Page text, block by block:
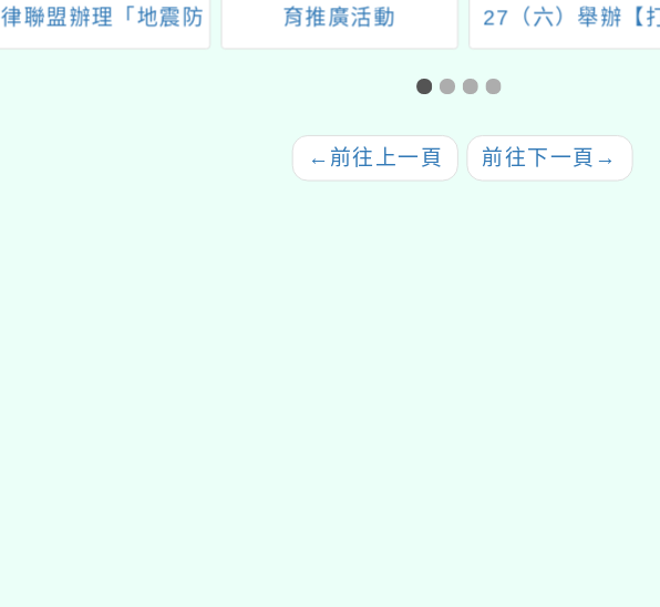
育推廣活動
27（六）舉辦【打噴
嚏、流鼻水、抓不停？
0-8歲抗過敏照護指南
家 林于粲醫師主講】
親職講座
民地震避難演練暨
宣導活動
← 前往上一頁 前往下一頁 →